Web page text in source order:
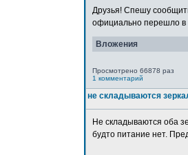
Друзья! Спешу
официально перешло в
Вложения
Просмотрено 66878 раз
1 комментарий
не складываются
Не складываются оба
будто питание нет.